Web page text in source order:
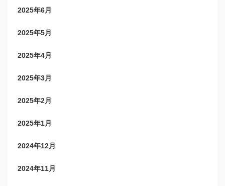
2025年6月
2025年5月
2025年4月
2025年3月
2025年2月
2025年1月
2024年12月
2024年11月